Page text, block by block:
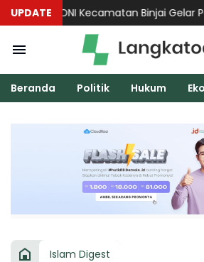
UPDATE
KONI Kecamatan Binjai Gelar Pekan
Beranda Politik Hukum
Islam Digest